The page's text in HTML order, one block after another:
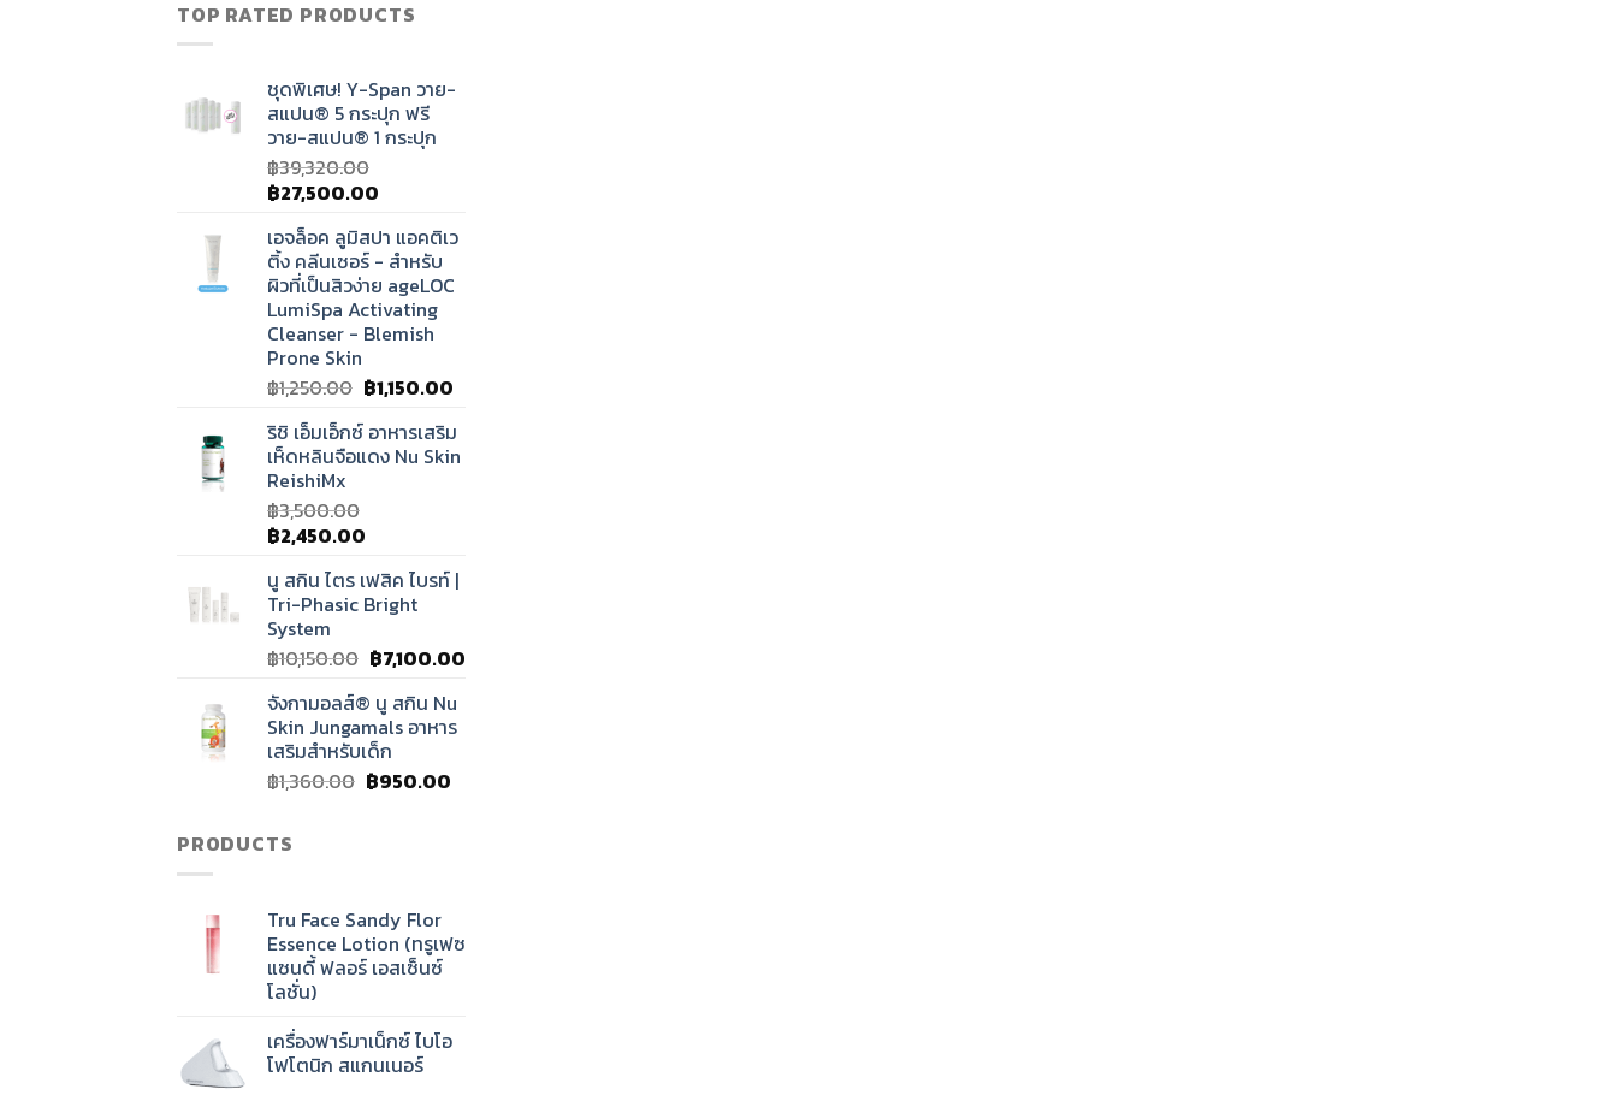
TOP RATED PRODUCTS
ชุดพิเศษ! Y-Span วาย-
สแปน® 5 กระปุก ฟรี
วาย-สแปน® 1 กระปุก
฿39,320.00
Original
was:
฿39,320.00.
฿27,500.00
is:
฿27,500.00.
เอจล็อค ลูมิสปา แอคติเว
ติ้ง คลีนเซอร์ - สำหรับ
ผิวที่เป็นสิวง่าย ageLOC
LumiSpa Activating
Cleanser - Blemish
Prone Skin
฿1,250.00 Original
was:
฿1,250.00.
฿1,150.00Current
is:
฿1,150.00.
ริชิ เอ็มเอ็กซ์ อาหารเสริม
เห็ดหลินจือแดง Nu Skin
ReishiMx
฿3,500.00
Original
was:
฿3,500.00.
฿2,450.00
is:
฿2,450.00.
นู สกิน ไตร เฟสิค ไบรท์ |
Tri-Phasic Bright
System
฿10,150.00 Original
was:
฿10,150.00.
฿7,100.00Current
จังกามอลส์® นู สกิน Nu
Skin Jungamals อาหาร
เสริมสำหรับเด็ก
฿1,360.00 Original
฿950.00Current
PRODUCTS
Tru Face Sandy Flor
Essence Lotion (ทรูเฟซ
แซนดี้​ ฟลอร์ เอสเซ็นซ์
โลชั่น)
เครื่องฟาร์มาเน็กซ์ ไบโอ
โฟโตนิก สแกนเนอร์